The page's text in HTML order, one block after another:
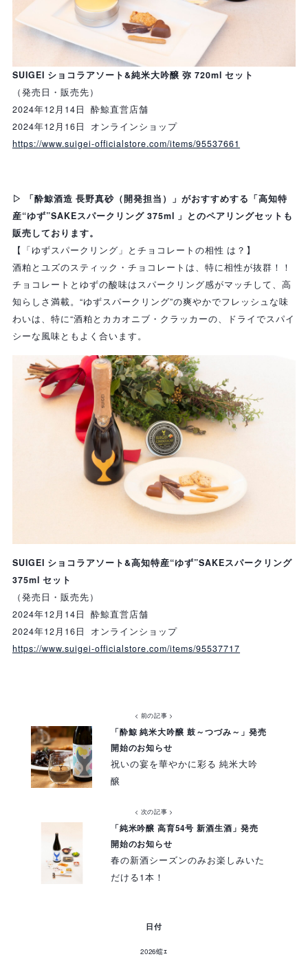
SUIGEI ショコラアソート&純米大吟醸 弥 720ml セット
（発売日・販売先）
2024年12月14日
酔鯨直営店舗
2024年12月16日
オンラインショップ
https://www.suigei-officialstore.com/items/95537661
▷ 「酔鯨酒造 長野真砂（開発担当）」がおすすめする「高知特
産“ゆず”SAKEスパークリング 375ml 」とのペアリングセットも
販売しております。
【「ゆずスパークリング」とチョコレートの相性 は？】
酒粕とユズのスティック・チョコレートは、特に相性が抜群！！
チョコレートとゆずの酸味はスパークリング感がマッチして、高
知らしさ満載。“ゆずスパークリング”の爽やかでフレッシュな味
わいは、特に“酒粕とカカオニブ・クラッカーの、ドライでスパイ
シーな風味ともよく合います。
SUIGEI ショコラアソート&高知特産“ゆず”SAKEスパークリング
375ml セット
（発売日・販売先）
2024年12月14日 酔鯨直営店舗
2024年12月16日 オンラインショップ
https://www.suigei-officialstore.com/items/95537717
< 前の記事 >
「酔鯨 純米大吟醸 鼓～つづみ～」発売
開始のお知らせ
祝いの宴を華やかに彩る 純米大吟
醸
< 次の記事 >
「純米吟醸 高育54号 新酒生酒」発売
開始のお知らせ
春の新酒シーズンのみお楽しみいた
だける1本！
日付
2026蟷ｴ